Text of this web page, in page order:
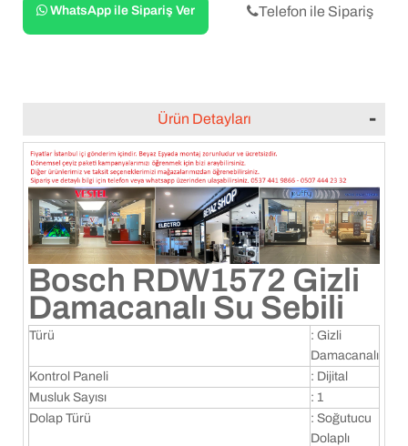
WhatsApp ile Sipariş Ver Telefon ile Sipariş
Ürün Detayları
Bosch RDW1572 Gizli
Damacanalı Su Sebili
Türü
: Gizli
Damacanalı
Kontrol Paneli
: Dijital
Musluk Sayısı
: 1
Dolap Türü
: Soğutucu
Dolaplı